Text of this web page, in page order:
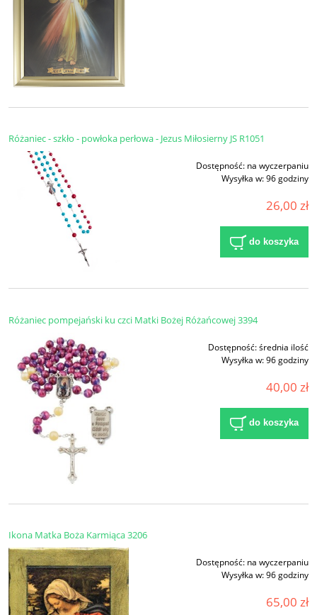
Różaniec - szkło - powłoka perłowa - Jezus Miłosierny JS R1051
Dostępność: na wyczerpaniu
Wysyłka w:96 godziny
26,00 zł
do koszyka
Różaniec pompejański ku czci Matki Bożej Różańcowej 3394
Dostępność:średnia ilość
Wysyłka w:96 godziny
40,00 zł
do koszyka
Ikona Matka Boża Karmiąca 3206
Dostępność: na wyczerpaniu
Wysyłka w:96 godziny
65,00 zł